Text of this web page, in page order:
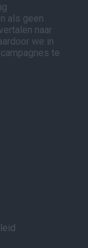
als geen
naar
we in
te